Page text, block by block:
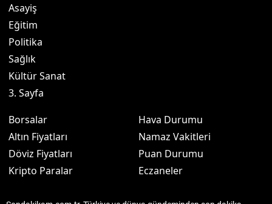
Asayiş
Eğitim
Politika
Sağlık
Kültür Sanat
3. Sayfa
Borsalar
Altın Fiyatları
Döviz Fiyatları
Kripto Paralar
Hava Durumu
Namaz Vakitleri
Puan Durumu
Eczaneler